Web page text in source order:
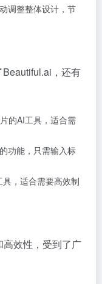
调整整体设计，节
，还有
的AI工具，适合需
功能，只需输入标
，适合需要高效制
效性，受到了广